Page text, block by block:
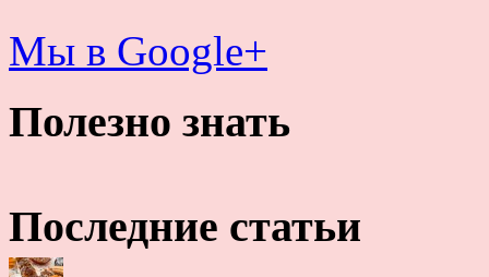
Мы в Google+
Полезно знать
Последние статьи